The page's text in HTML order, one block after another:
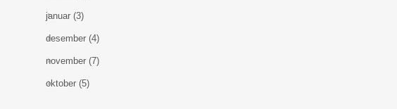
januar (3)
desember (4)
november (7)
oktober (5)